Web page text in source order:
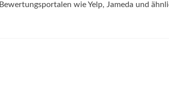
Bewertungsportalen wie Yelp, Jameda und